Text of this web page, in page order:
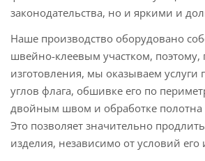
законодательства, но и яркими и
Наше производство оборудовано
швейно-клеевым участком,
изготовления, мы оказываем услуги
углов флага, обшивке его по
двойным швом и обработке полотна
Это позволяет значительно
изделия, независимо от условий его